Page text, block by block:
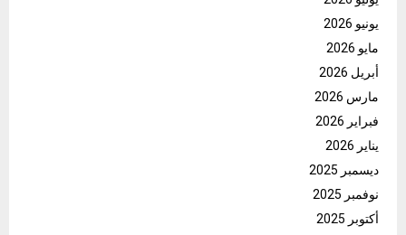
يونيو 2026
مايو 2026
أبريل 2026
مارس 2026
فبراير 2026
يناير 2026
ديسمبر 2025
نوفمبر 2025
أكتوبر 2025